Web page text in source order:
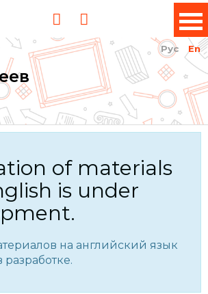
Рус En
of materials
is under
на английский язык
разработке.